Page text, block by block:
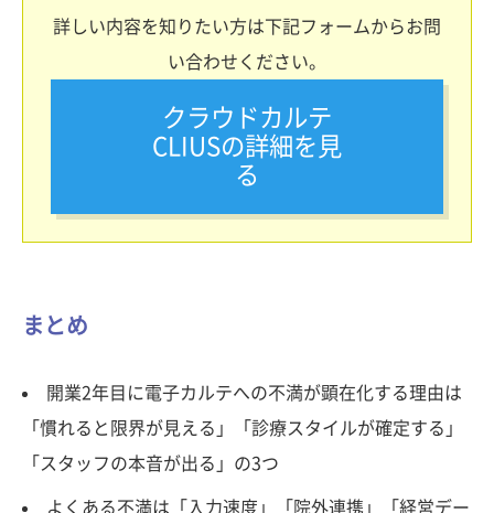
詳しい内容を知りたい方は下記フォームからお問
い合わせください。
クラウドカルテ
CLIUSの詳細を見
る
まとめ
開業2年目に電子カルテへの不満が顕在化する理由は
「慣れると限界が見える」「診療スタイルが確定する」
「スタッフの本音が出る」の3つ
よくある不満は「入力速度」「院外連携」「経営デー